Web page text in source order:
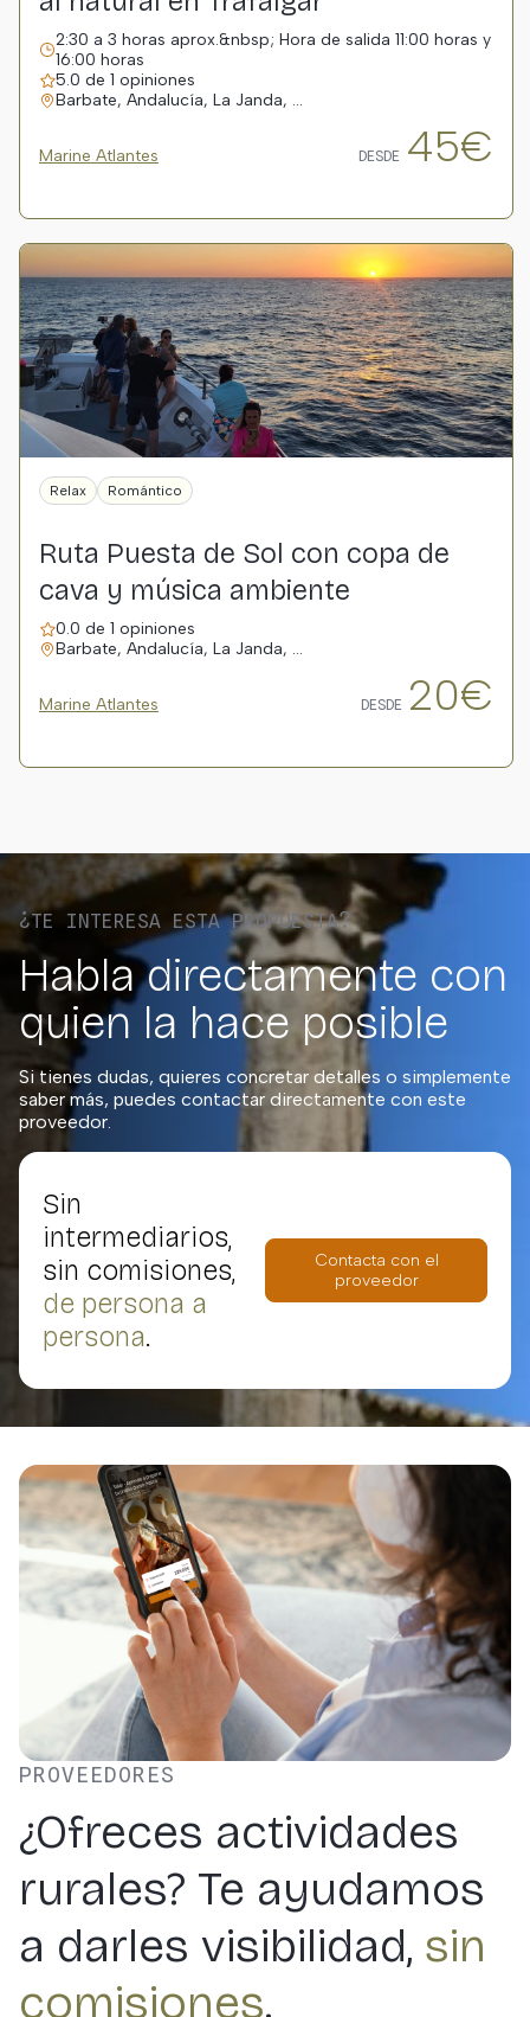
2:30 a 3 horas aprox.&nbsp; Hora de salida 11:00 horas y
16:00 horas
5.0 de 1 opiniones
Barbate, Andalucía, La Janda, …
Marine Atlantes DESDE 45€
Relax Romántico
Ruta Puesta de Sol con copa de
cava y música ambiente
0.0 de 1 opiniones
Barbate, Andalucía, La Janda, …
Marine Atlantes DESDE 20€
¿TE INTERESA ESTA PROPUESTA?
Habla directamente con
quien la hace posible
Si tienes dudas, quieres concretar detalles o simplemente
saber más, puedes contactar directamente con este
proveedor.
Sin
intermediarios,
sin comisiones,
de persona a
persona.
Contacta con el
proveedor
PROVEEDORES
¿Ofreces actividades
rurales? Te ayudamos
a darles visibilidad, sin
comisiones.